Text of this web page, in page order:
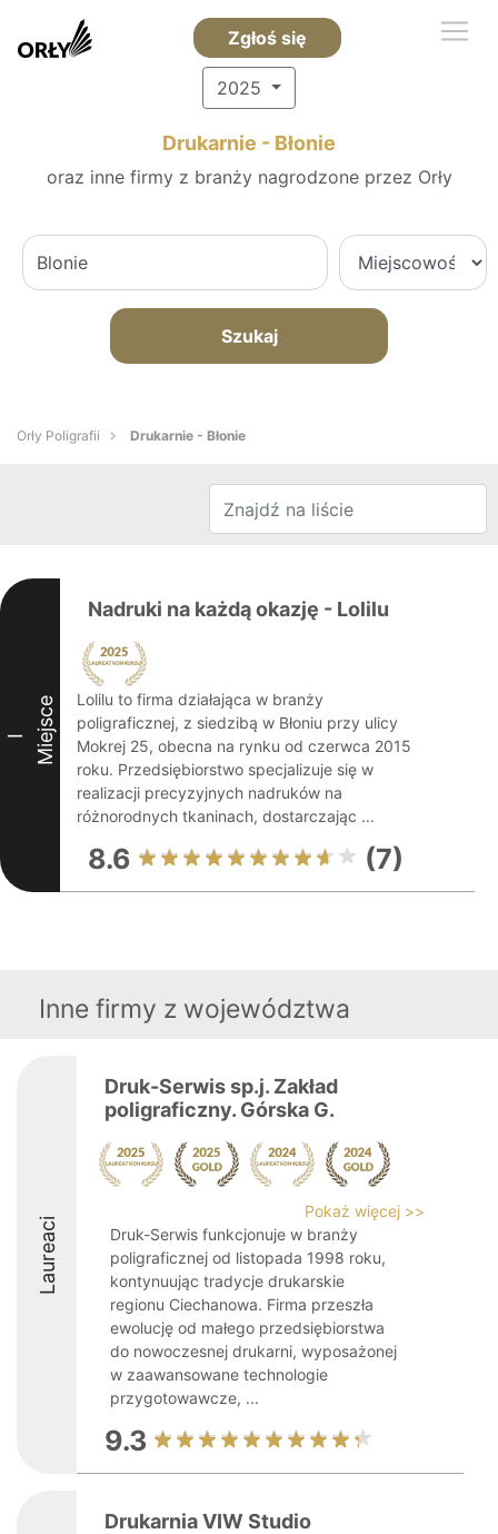
Zgłoś się
2025
Drukarnie - Błonie
oraz inne firmy z branży nagrodzone przez Orły
Szukaj
Orły Poligrafii Drukarnie - Błonie
I Miejsce
Nadruki na każdą okazję - Lolilu
Lolilu to firma działająca w branży
poligraficznej, z siedzibą w Błoniu przy ulicy
Mokrej 25, obecna na rynku od czerwca 2015
roku. Przedsiębiorstwo specjalizuje się w
realizacji precyzyjnych nadruków na
różnorodnych tkaninach, dostarczając ...
8.6 (7)
Inne firmy z województwa
Laureaci
Druk-Serwis sp.j. Zakład
poligraficzny. Górska G.
Pokaż więcej >>
Druk-Serwis funkcjonuje w branży
poligraficznej od listopada 1998 roku,
kontynuując tradycje drukarskie
regionu Ciechanowa. Firma przeszła
ewolucję od małego przedsiębiorstwa
do nowoczesnej drukarni, wyposażonej
w zaawansowane technologie
przygotowawcze, ...
9.3
Drukarnia VIW Studio